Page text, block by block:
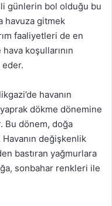
günlerin bol olduğu bu
havuza gitmek
faaliyetleri de en
koşullarının
havanın
dökme dönemine
Bu dönem, doğa
değişkenlik
bastıran yağmurlara
sonbahar renkleri ile